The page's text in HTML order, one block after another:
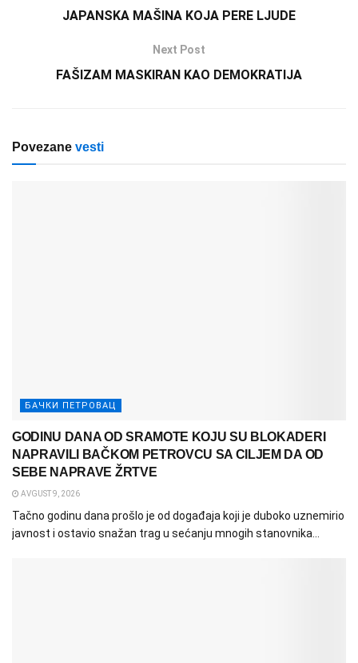
JAPANSKA MAŠINA KOJA PERE LJUDE
Next Post
FAŠIZAM MASKIRAN KAO DEMOKRATIJA
Povezane vesti
БАЧКИ ПЕТРОВАЦ
GODINU DANA OD SRAMOTE KOJU SU BLOKADERI
NAPRAVILI BAČKOM PETROVCU SA CILJEM DA OD
SEBE NAPRAVE ŽRTVE
AVGUST 9, 2026
Tačno godinu dana prošlo je od događaja koji je duboko uznemirio
javnost i ostavio snažan trag u sećanju mnogih stanovnika...